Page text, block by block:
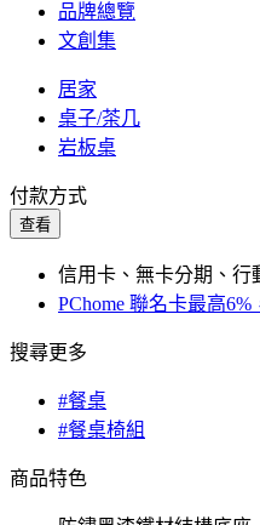
品牌總覽
文創集
居家
桌子/茶几
岩板桌
付款方式
查看
信用卡、無卡分期、行
PChome 聯名卡最高
搜尋更多
#餐桌
#餐桌椅組
商品特色